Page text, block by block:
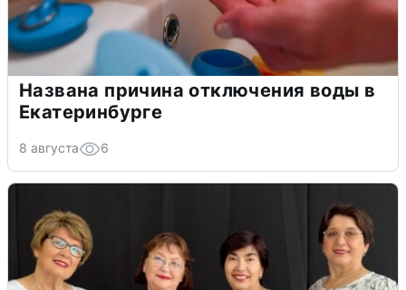
Названа причина отключения воды в
Екатеринбурге
8 августа 6